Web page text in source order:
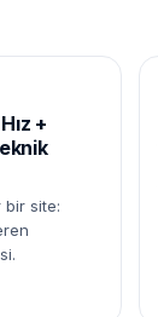
+
bir site: